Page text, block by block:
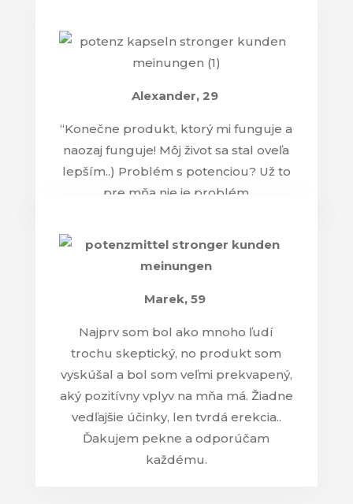
Alexander, 29
“Konečne produkt, ktorý mi funguje a
naozaj funguje! Môj život sa stal oveľa
lepším..) Problém s potenciou? Už to
pre mňa nie je problém
Marek, 59
Najprv som bol ako mnoho ľudí
trochu skeptický, no produkt som
vyskúšal a bol som veľmi prekvapený,
aký pozitívny vplyv na mňa má. Žiadne
vedľajšie účinky, len tvrdá erekcia..
Ďakujem pekne a odporúčam
každému.